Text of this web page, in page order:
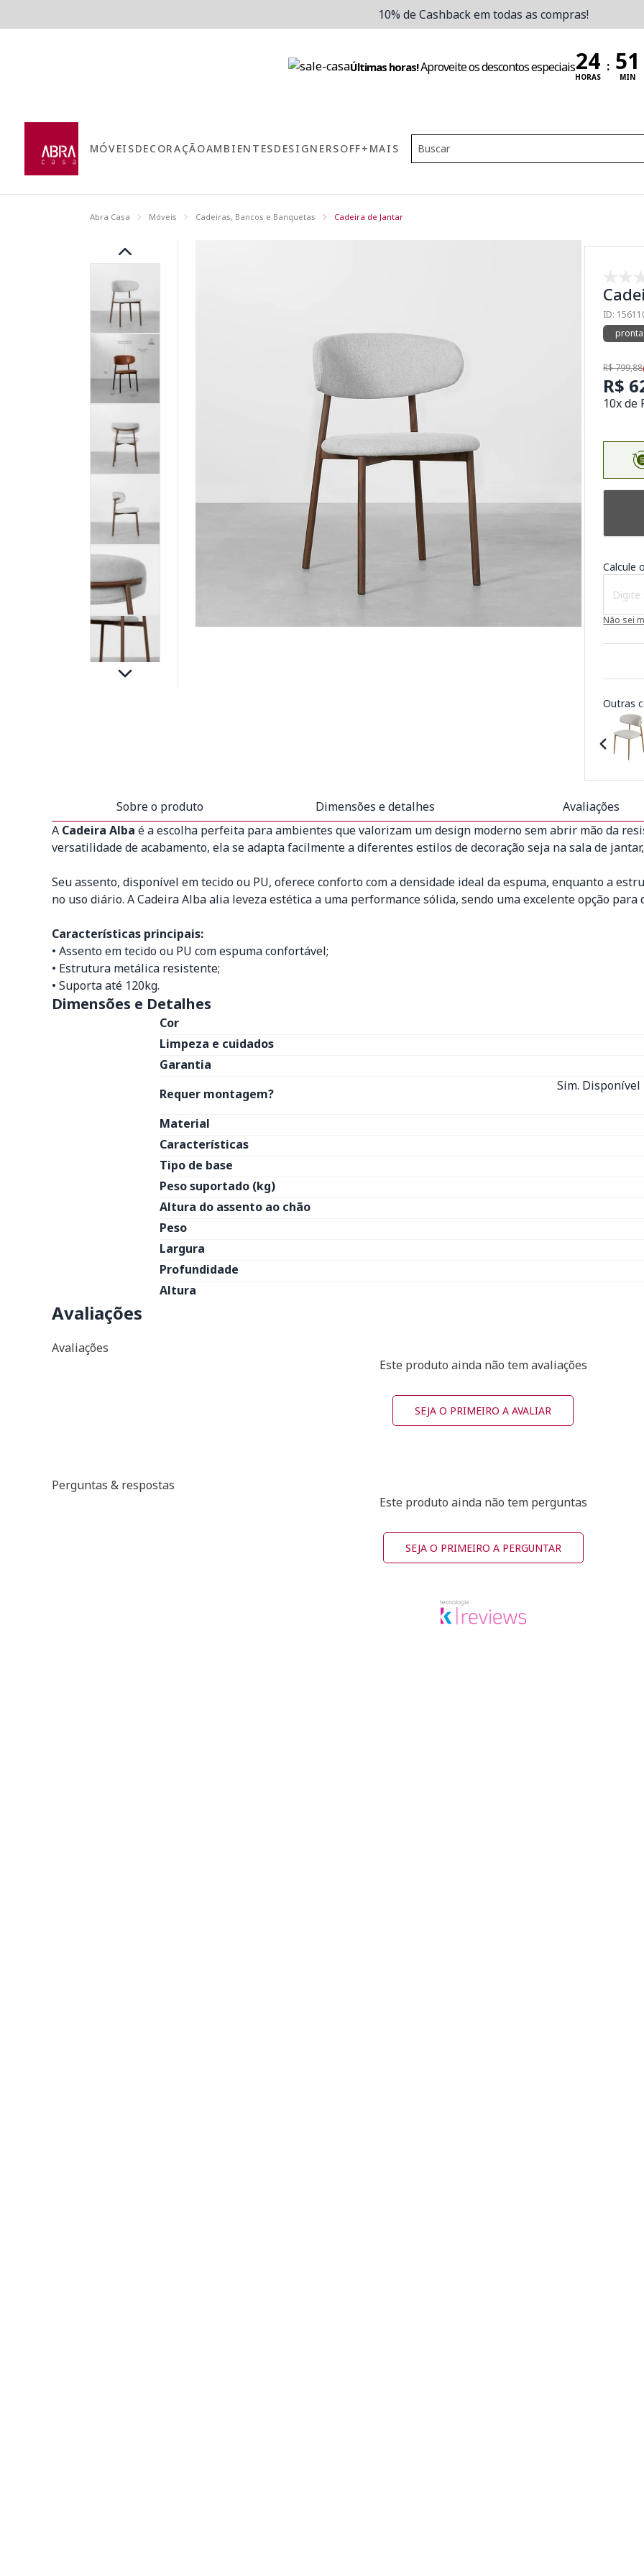
10% de Cashback em todas as compras!
Últimas horas!Aproveite os descontos especiais
HORAS
:
MIN
MÓVEISDECORAÇÃOAMBIENTESDESIGNERSOFF+MAIS
Abra Casa Móveis Cadeiras, Bancos e Banquetas Cadeira de Jantar
ID:
R$ 799,88
R$
10x de
Calcule
Não sei
Outras
Sobre o produto Dimensões e detalhes Avaliações
A Cadeira Alba é a escolha perfeita para ambientes que valorizam um design moderno sem abrir mão da
versatilidade de acabamento, ela se adapta facilmente a diferentes estilos de decoração seja na sala de
Seu assento, disponível em tecido ou PU, oferece conforto com a densidade ideal da espuma, enquanto a
no uso diário. A Cadeira Alba alia leveza estética a uma performance sólida, sendo uma excelente opção
Características principais:
• Assento em tecido ou PU com espuma confortável;
• Estrutura metálica resistente;
• Suporta até 120kg.
Dimensões e Detalhes
Cor
Limpeza e cuidados
Garantia
Requer montagem?
Sim. Disponível
Material
Características
Tipo de base
Peso suportado (kg)
Altura do assento ao chão
Peso
Largura
Profundidade
Altura
Avaliações
Avaliações
Este produto ainda não tem avaliações
SEJA O PRIMEIRO A AVALIAR
Perguntas & respostas
Este produto ainda não tem perguntas
SEJA O PRIMEIRO A PERGUNTAR